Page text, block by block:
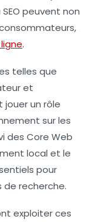
peuvent non
.
telles que
et
jouer un rôle
sur les
des Core Web
local et le
pour
de recherche.
exploiter ces